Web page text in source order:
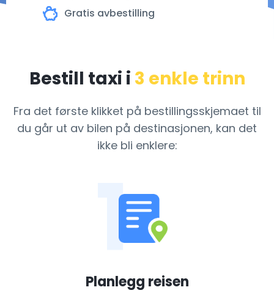
Gratis avbestilling
Bestill taxi i 3 enkle trinn
Fra det første klikket på bestillingsskjemaet til
du går ut av bilen på destinasjonen, kan det
ikke bli enklere:
1
Planlegg reisen